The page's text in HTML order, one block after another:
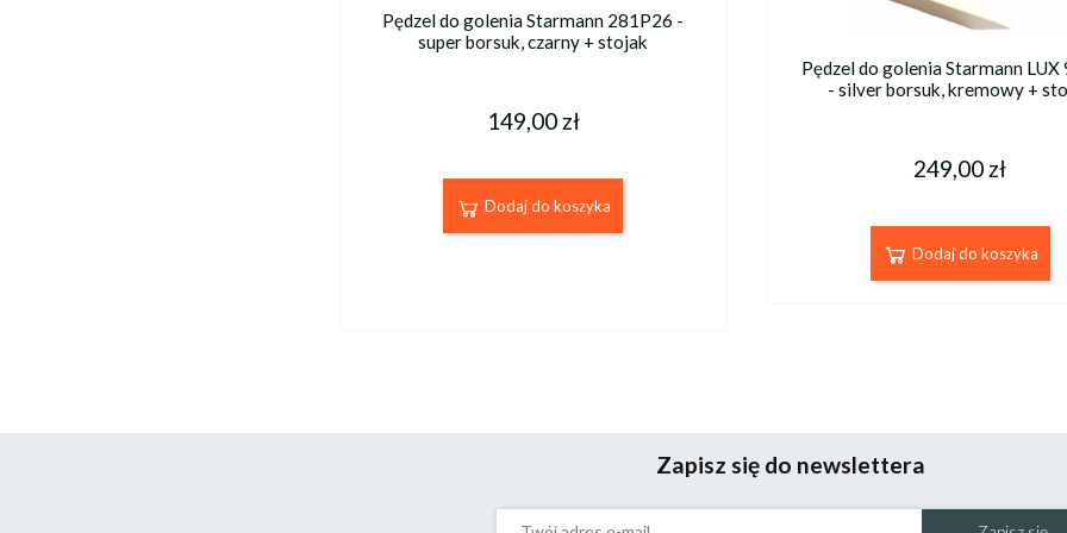
Pędzel do golenia Starmann 281P26 -
super borsuk, czarny + stojak
149,00 zł
Dodaj do koszyka
Pędzel do golenia Starmann LUX
- silver borsuk, kremowy +
249,00 zł
Dodaj do koszyka
Zapisz się do newslettera